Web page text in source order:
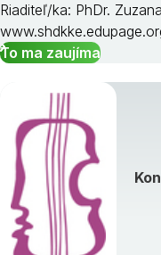
Riaditeľ/ka: PhDr.
To ma zaujíma